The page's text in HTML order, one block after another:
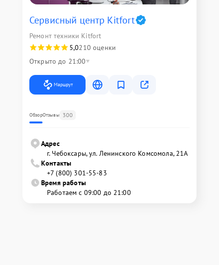
Сервисный центр Kitfort
Ремонт техники Kitfort
5,0210 оценки
Открыто до 21:00
Маршрут
ОбзорОтзывы 300
Адрес
г. Чебоксары, ул. Ленинского Комсомола, 21А
Контакты
+7 (800) 301-55-83
Время работы
Работаем с 09:00 до 21:00